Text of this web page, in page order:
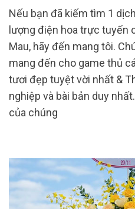
Nếu bạn đã kiếm tìm 1
lượng điện hoa trực tuyến
Mau, hãy đến mang tôi.
mang đến cho game thủ
tươi đẹp tuyệt vời nhất &
nghiệp và bài bản duy
của chúng